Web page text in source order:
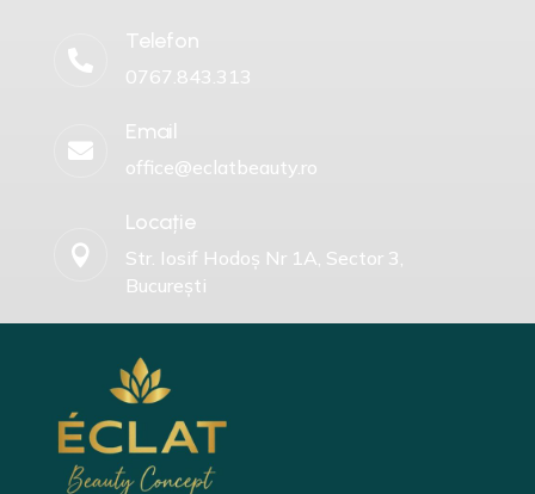

Telefon
0767.843.313

Email
office@eclatbeauty.ro

Locație
Str. Iosif Hodoș Nr 1A, Sector 3,
București